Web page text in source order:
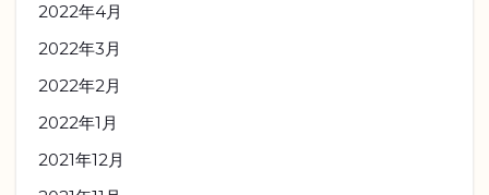
2022年4月
2022年3月
2022年2月
2022年1月
2021年12月